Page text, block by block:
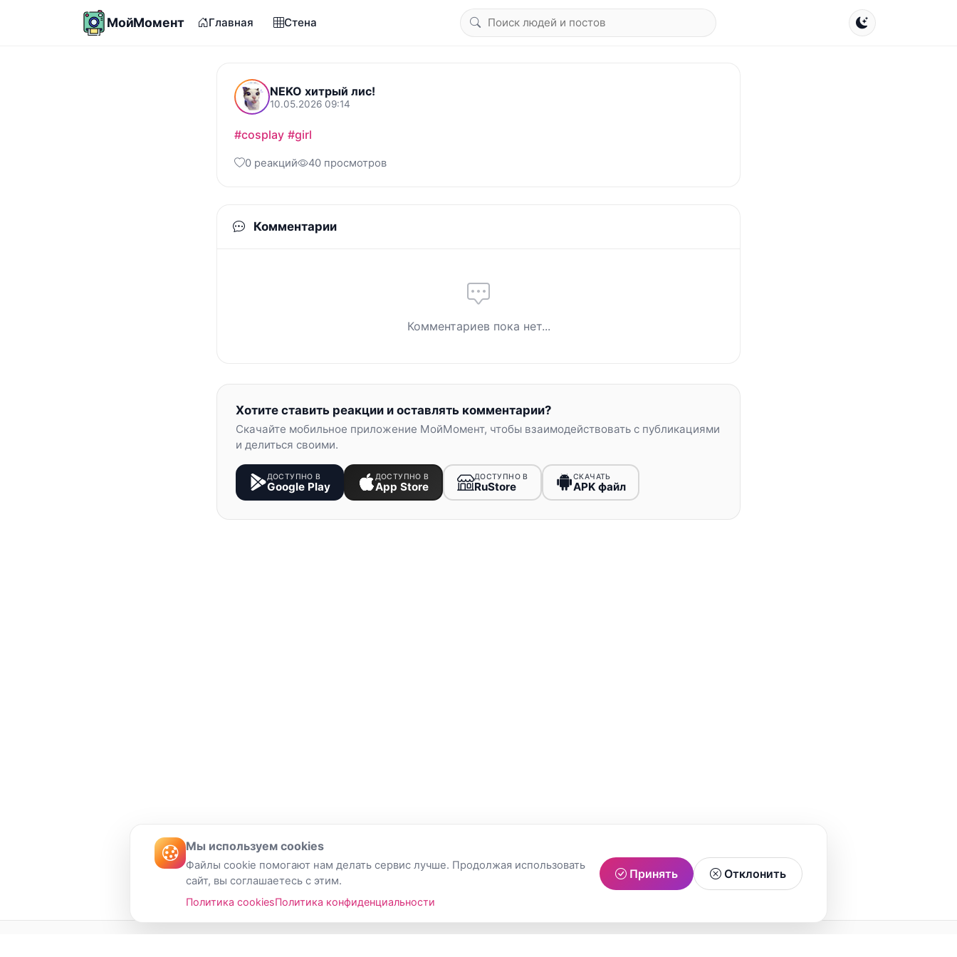
МойМомент Главная Стена
NEKO хитрый лис!
10.05.2026 09:14
#cosplay #girl
0 реакций 40 просмотров
Комментарии
Комментариев пока нет...
Хотите ставить реакции и оставлять комментарии?
Скачайте мобильное приложение МойМомент, чтобы взаимодействовать с публикациями
и делиться своими.
ДОСТУПНО В
Google Play
ДОСТУПНО В
App Store
ДОСТУПНО В
RuStore
СКАЧАТЬ
APK файл
Мы используем cookies
Файлы cookie помогают нам делать сервис лучше. Продолжая использовать
сайт, вы соглашаетесь с этим.
Политика cookiesПолитика конфиденциальности
Принять Отклонить